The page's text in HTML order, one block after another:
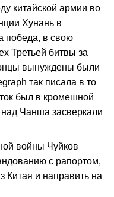
китайской армии во
Хунань в
победа, в свою
Третьей битвы за
вынуждены были
так писала в то
был в кромешной
над Чанша засверкали
войны Чуйков
с рапортом,
Китая и направить на